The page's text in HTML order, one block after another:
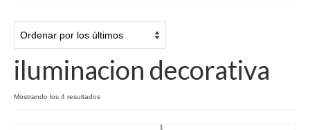
Quienes Somos
Productos
Contacto
iluminacion decorativa
Mostrando los 4 resultados